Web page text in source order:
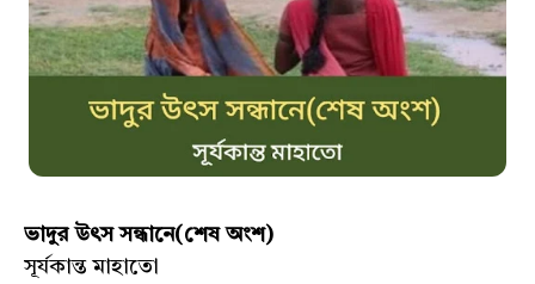
ভাদুর উৎস সন্ধানে(শেষ অংশ)
সূর্যকান্ত মাহাতো